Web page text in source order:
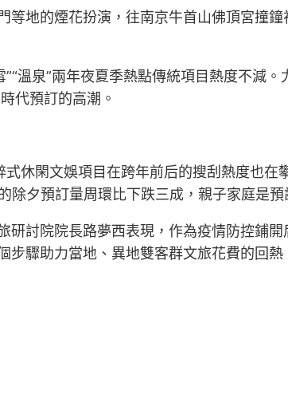
地的煙花扮演，往南京牛首山佛頂宮撞
”“溫泉”兩年夜夏季熱點傳統項目熱度不減
代預訂的高潮。
休閑文娛項目在跨年前后的搜刮熱度也在
除夕預訂量周環比下跌三成，親子家庭是預
討院院長路夢西表現，作為疫情防控鋪
驟助力當地、異地雙客群文旅花費的回熱